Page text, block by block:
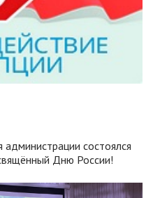
состоялся
Дню России!